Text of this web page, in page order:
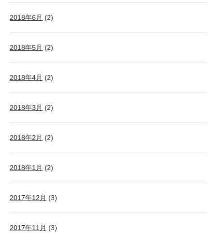
2018年6月 (2)
2018年5月 (2)
2018年4月 (2)
2018年3月 (2)
2018年2月 (2)
2018年1月 (2)
2017年12月 (3)
2017年11月 (3)